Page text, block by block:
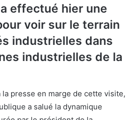
effectué hier une
voir sur le terrain
industrielles dans
industrielles de la
la presse en marge de cette visite,
a salué la dynamique